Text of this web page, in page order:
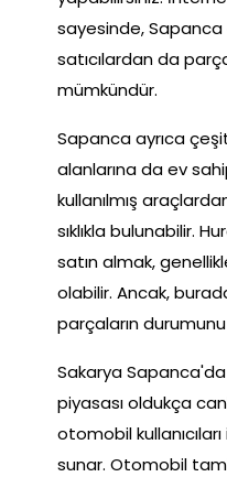
sayesinde, Sapanca
satıcılardan da
mümkündür.
Sapanca ayrıca
alanlarına da ev
kullanılmış
sıklıkla bulunabilir.
satın almak,
olabilir. Ancak,
parçaların
Sakarya
piyasası oldukça
otomobil
sunar. Otomobil